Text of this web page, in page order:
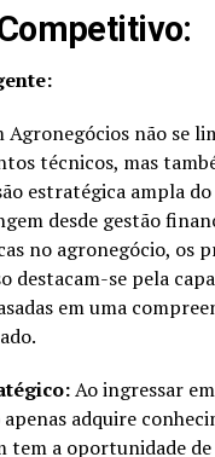
Agronegócios não se
técnicos, mas
estratégica ampla do
desde gestão
no agronegócio, os
destacam-se pela
em uma
Ao ingressar
adquire
tem a oportunidade